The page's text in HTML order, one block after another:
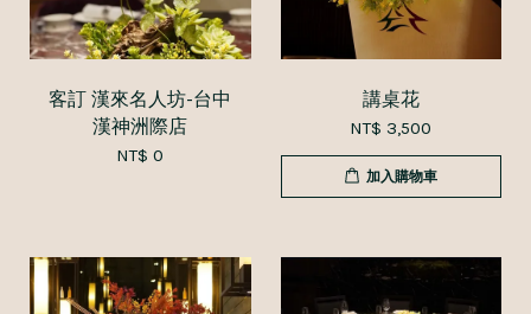
客訂 漢來名人坊-台中
漢神洲際店
NT$ 0
講桌花
NT$ 3,500
加入購物車